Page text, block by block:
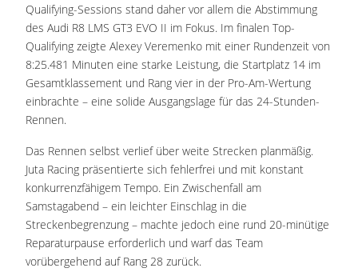
Qualifying-Sessions stand daher vor allem die Abstimmung
des Audi R8 LMS GT3 EVO II im Fokus. Im finalen Top-
Qualifying zeigte Alexey Veremenko mit einer Rundenzeit von
8:25.481 Minuten eine starke Leistung, die Startplatz 14 im
Gesamtklassement und Rang vier in der Pro-Am-Wertung
einbrachte – eine solide Ausgangslage für das 24-Stunden-
Rennen.
Das Rennen selbst verlief über weite Strecken planmäßig.
Juta Racing präsentierte sich fehlerfrei und mit konstant
konkurrenzfähigem Tempo. Ein Zwischenfall am
Samstagabend – ein leichter Einschlag in die
Streckenbegrenzung – machte jedoch eine rund 20-minütige
Reparaturpause erforderlich und warf das Team
vorübergehend auf Rang 28 zurück.